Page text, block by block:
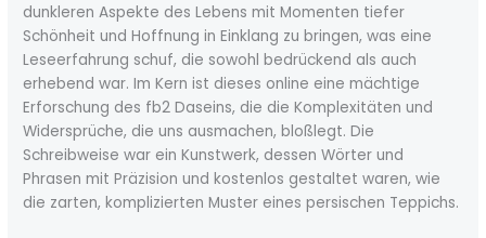
dunkleren Aspekte des Lebens mit Momenten tiefer
Schönheit und Hoffnung in Einklang zu bringen, was eine
Leseerfahrung schuf, die sowohl bedrückend als auch
erhebend war. Im Kern ist dieses online eine mächtige
Erforschung des fb2 Daseins, die die Komplexitäten und
Widersprüche, die uns ausmachen, bloßlegt. Die
Schreibweise war ein Kunstwerk, dessen Wörter und
Phrasen mit Präzision und kostenlos gestaltet waren, wie
die zarten, komplizierten Muster eines persischen Teppichs.